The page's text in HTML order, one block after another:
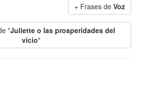
+ Frases de Voz
"Juliette o las prosperidades del
vicio"